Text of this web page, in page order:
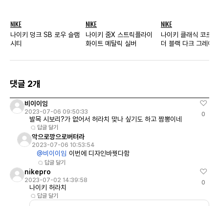
NIKE
나이키 덩크 SB 로우 슬램
시티
NIKE
나이키 줌X 스트릭플라이
화이트 메탈릭 실버
NIKE
나이키 클래식 코르
더 블랙 다크 그레이
댓글 2개
비이이임
2023-07-06 09:50:33
발목 시보리?가 없어서 허라치 맞나 싶기도 하고 짬뽕이네
답글 달기
0
악으로깡으로버텨라
2023-07-06 10:53:54
@비이이임 이번에 디자인바꿧다함
답글 달기
nikepro
2023-07-02 14:39:58
나이키 허라치
답글 달기
0